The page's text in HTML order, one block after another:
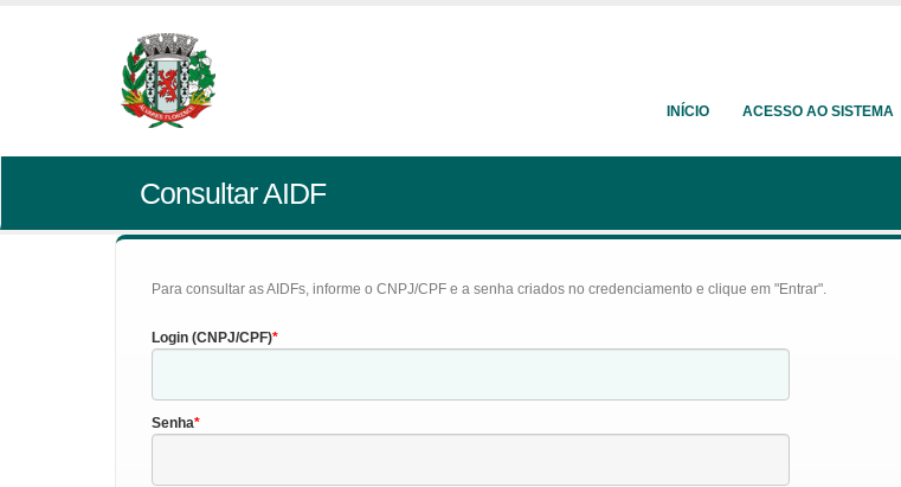
INÍCIO ACESSO AO SISTEMA
Consultar AIDF
Para consultar as AIDFs, informe o CNPJ/CPF e a senha criados no credenciamento e clique em "Entrar".
Login (CNPJ/CPF)
Senha